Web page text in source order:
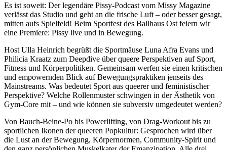
Es ist soweit: Der legendäre Pissy-Podcast vom Missy Magazine
verlässt das Studio und geht an die frische Luft – oder besser gesagt,
mitten aufs Spielfeld! Beim Sportfest des Ballhaus Ost feiern wir
eine Premiere: Pissy live und in Bewegung.
Host Ulla Heinrich begrüßt die Sportmäuse Luna Afra Evans und
Philicia Kraatz zum Deepdive über queere Perspektiven auf Sport,
Fitness und Körperpolitiken. Gemeinsam werfen sie einen kritischen
und empowernden Blick auf Bewegungspraktiken jenseits des
Mainstreams. Was bedeutet Sport aus queerer und feministischer
Perspektive? Welche Rollenmuster schwingen in der Ästhetik von
Gym-Core mit – und wie können sie subversiv umgedeutet werden?
Von Bauch-Beine-Po bis Powerlifting, von Drag-Workout bis zu
sportlichen Ikonen der queeren Popkultur: Gesprochen wird über
die Lust an der Bewegung, Körpernormen, Community-Spirit und